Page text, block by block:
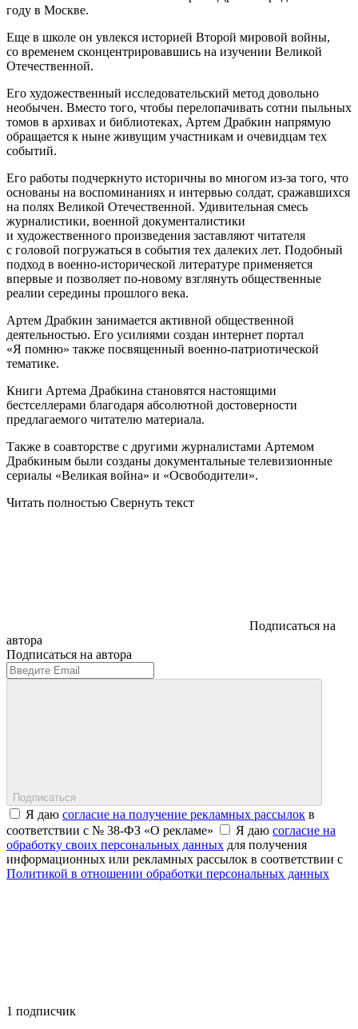
году в Москве.
Еще в школе он увлекся историей Второй мировой войны,
со временем сконцентрировавшись на изучении Великой
Отечественной.
Его художественный исследовательский метод довольно
необычен. Вместо того, чтобы перелопачивать сотни пыльных
томов в архивах и библиотеках, Артем Драбкин напрямую
обращается к ныне живущим участникам и очевидцам тех
событий.
Его работы подчеркнуто историчны во многом из-за того, что
основаны на воспоминаниях и интервью солдат, сражавшихся
на полях Великой Отечественной. Удивительная смесь
журналистики, военной документалистики
и художественного произведения заставляют читателя
с головой погружаться в события тех далеких лет. Подобный
подход в военно-исторической литературе применяется
впервые и позволяет по-новому взглянуть общественные
реалии середины прошлого века.
Артем Драбкин занимается активной общественной
деятельностью. Его усилиями создан интернет портал
«Я помню» также посвященный военно-патриотической
тематике.
Книги Артема Драбкина становятся настоящими
бестселлерами благодаря абсолютной достоверности
предлагаемого читателю материала.
Также в соавторстве с другими журналистами Артемом
Драбкиным были созданы документальные телевизионные
сериалы «Великая война» и «Освободители».
Читать полностью Свернуть текст
Подписаться на
автора
Подписаться на автора
Подписаться
Я даю согласие на получение рекламных рассылок в
соответствии с № 38-ФЗ «О рекламе»
Я даю согласие на
обработку своих персональных данных для получения
информационных или рекламных рассылок в соответствии с
Политикой в отношении обработки персональных данных
1 подписчик